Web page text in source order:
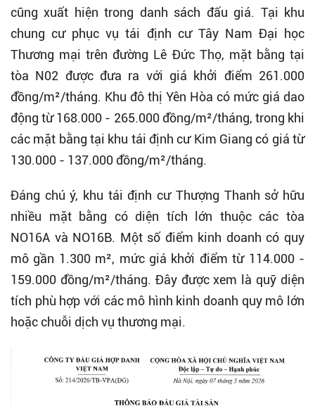
cũng xuất hiện trong danh sách đấu giá. Tại khu
chung cư phục vụ tái định cư Tây Nam Đại học
Thương mại trên đường Lê Đức Thọ, mặt bằng tại
tòa N02 được đưa ra với giá khởi điểm 261.000
đồng/m²/tháng. Khu đô thị Yên Hòa có mức giá dao
động từ 168.000 - 265.000 đồng/m²/tháng, trong khi
các mặt bằng tại khu tái định cư Kim Giang có giá từ
130.000 - 137.000 đồng/m²/tháng.
Đáng chú ý, khu tái định cư Thượng Thanh sở hữu
nhiều mặt bằng có diện tích lớn thuộc các tòa
NO16A và NO16B. Một số điểm kinh doanh có quy
mô gần 1.300 m², mức giá khởi điểm từ 114.000 -
159.000 đồng/m²/tháng. Đây được xem là quỹ diện
tích phù hợp với các mô hình kinh doanh quy mô lớn
hoặc chuỗi dịch vụ thương mại.